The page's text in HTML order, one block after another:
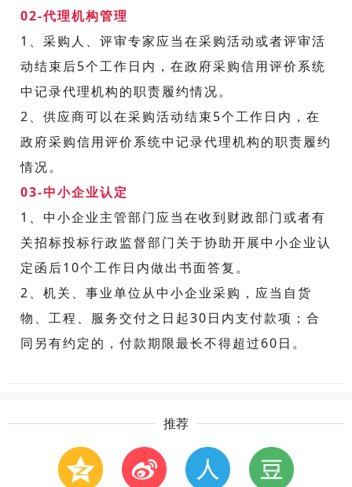
02-代理机构管理
1、采购人、评审专家应当在采购活动或者评审活
动结束后5个工作日内，在政府采购信用评价系统
中记录代理机构的职责履约情况。
2、供应商可以在采购活动结束5个工作日内，在
政府采购信用评价系统中记录代理机构的职责履约
情况。
03-中小企业认定
1、中小企业主管部门应当在收到财政部门或者有
关招标投标行政监督部门关于协助开展中小企业认
定函后10个工作日内做出书面答复。
2、机关、事业单位从中小企业采购，应当自货
物、工程、服务交付之日起30日内支付款项；合
同另有约定的，付款期限最长不得超过60日。
推荐